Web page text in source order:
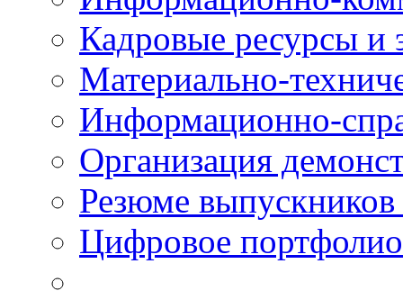
Кадровые ресурсы и
Материально-
Информационно-
Организация
Резюме
Цифровое